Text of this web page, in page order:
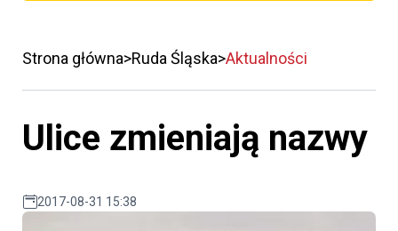
Strona główna Ruda Śląska Aktualności
Ulice zmieniają nazwy
2017-08-31 15:38